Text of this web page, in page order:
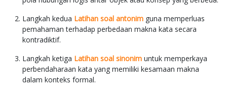
Langkah kedua Latihan soal antonim guna memperluas
pemahaman terhadap perbedaan makna kata secara
kontradiktif.
Langkah ketiga Latihan soal sinonim untuk memperkaya
perbendaharaan kata yang memiliki kesamaan makna
dalam konteks formal.